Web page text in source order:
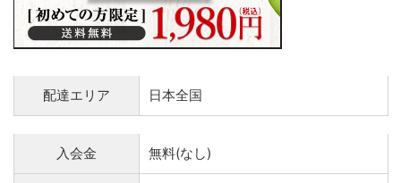
配達エリア 日本全国
入会金 無料(なし)